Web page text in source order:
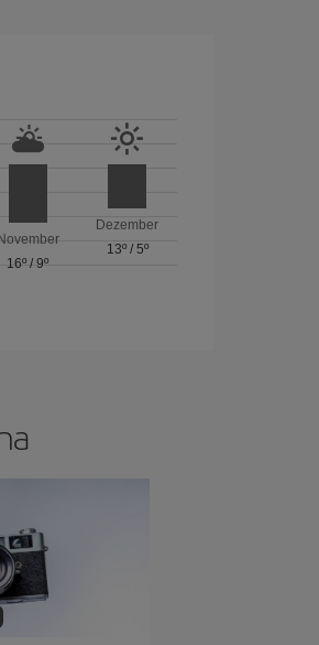
16º /9º
Dezember
13º/ 5º